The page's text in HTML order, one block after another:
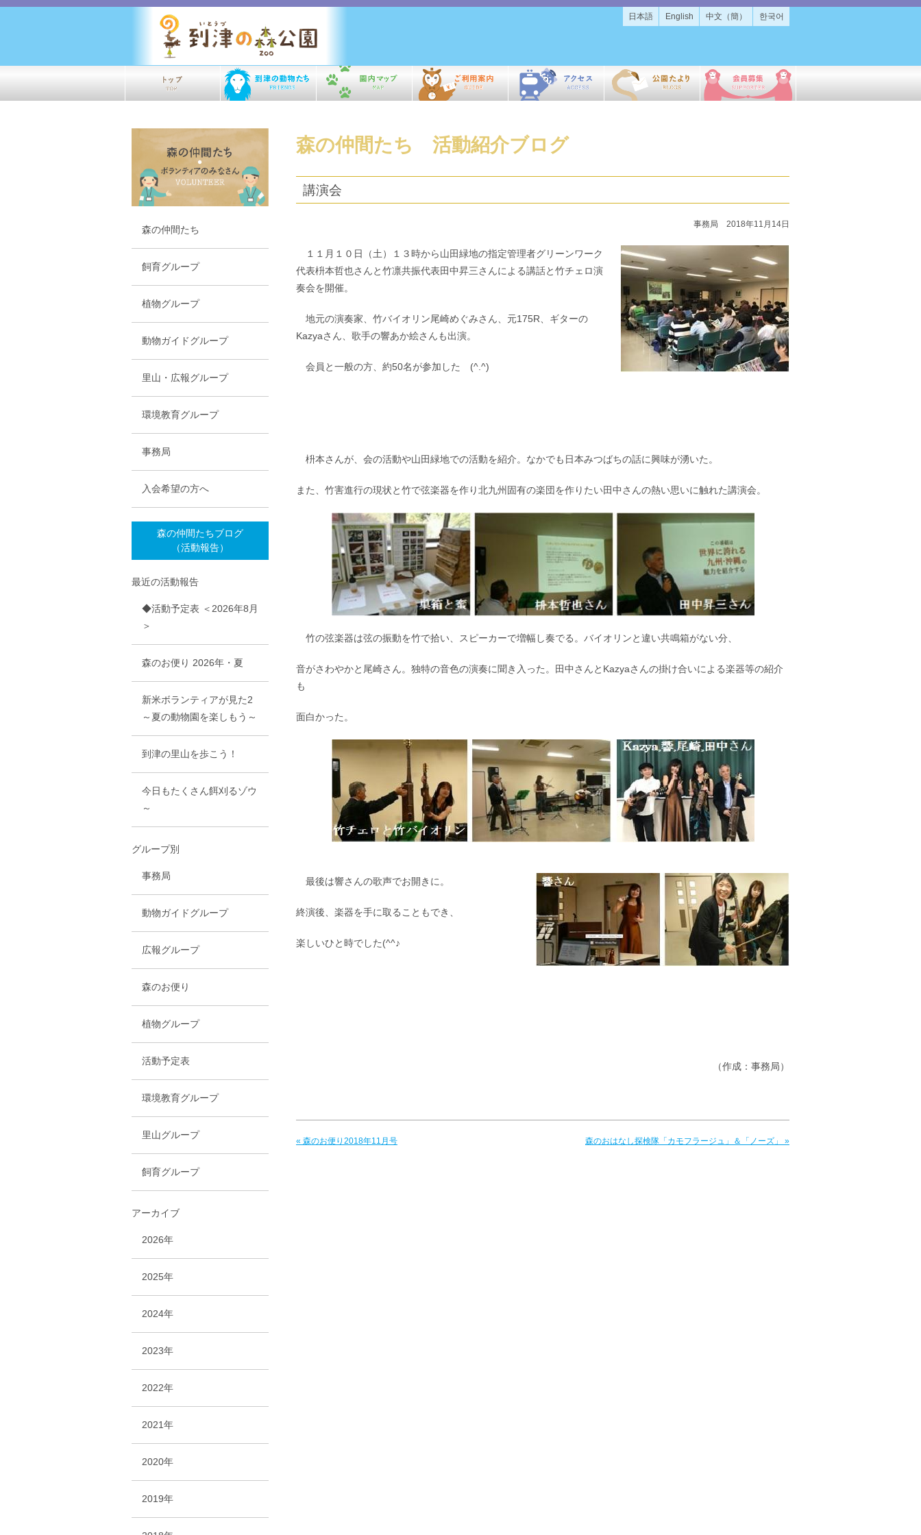
日本語 English 中文（簡） 한국어
森の仲間たち 活動紹介ブログ
講演会
事務局 2018年11月14日
１１月１０日（土）１３時から山田緑地の指定管理者グリーンワーク
代表枡本哲也さんと竹凛共振代表田中昇三さんによる講話と竹チェロ演
奏会を開催。
地元の演奏家、竹バイオリン尾崎めぐみさん、元175R、ギターの
Kazyaさん、歌手の響あか絵さんも出演。
会員と一般の方、約50名が参加した (^.^)
枡本さんが、会の活動や山田緑地での活動を紹介。なかでも日本みつばちの話に興味が湧いた。
また、竹害進行の現状と竹で弦楽器を作り北九州固有の楽団を作りたい田中さんの熱い思いに触れた講演会。
竹の弦楽器は弦の振動を竹で拾い、スピーカーで増幅し奏でる。バイオリンと違い共鳴箱がない分、
音がさわやかと尾崎さん。独特の音色の演奏に聞き入った。田中さんとKazyaさんの掛け合いによる楽器等の紹介
も
面白かった。
最後は響さんの歌声でお開きに。
終演後、楽器を手に取ることもでき、
楽しいひと時でした(^^♪
（作成：事務局）
« 森のお便り2018年11月号 森のおはなし探検隊「カモフラージュ」＆「ノーズ」 »
森の仲間たち
飼育グループ
植物グループ
動物ガイドグループ
里山・広報グループ
環境教育グループ
事務局
入会希望の方へ
森の仲間たちブログ
（活動報告）
最近の活動報告
◆活動予定表 ＜2026年8月
＞
森のお便り 2026年・夏
新米ボランティアが見た2
～夏の動物園を楽しもう～
到津の里山を歩こう！
今日もたくさん餌刈るゾウ
～
グループ別
事務局
動物ガイドグループ
広報グループ
森のお便り
植物グループ
活動予定表
環境教育グループ
里山グループ
飼育グループ
アーカイブ
2026年
2025年
2024年
2023年
2022年
2021年
2020年
2019年